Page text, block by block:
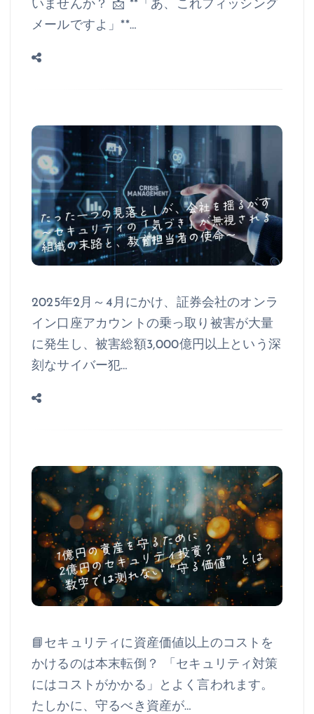
いませんか？ 📩 **「あ、これフィッシング
メールですよ」**…
2025年2月～4月にかけ、証券会社のオンラ
イン口座アカウントの乗っ取り被害が大量
に発生し、被害総額3,000億円以上という深
刻なサイバー犯…
📘セキュリティに資産価値以上のコストを
かけるのは本末転倒？ 「セキュリティ対策
にはコストがかかる」とよく言われます。
たしかに、守るべき資産が…